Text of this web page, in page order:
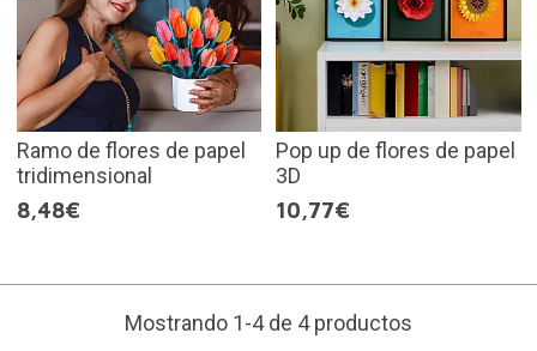
Ramo de flores de papel
tridimensional
8,48€
Pop up de flores de papel
3D
10,77€
Mostrando 1-4 de 4 productos